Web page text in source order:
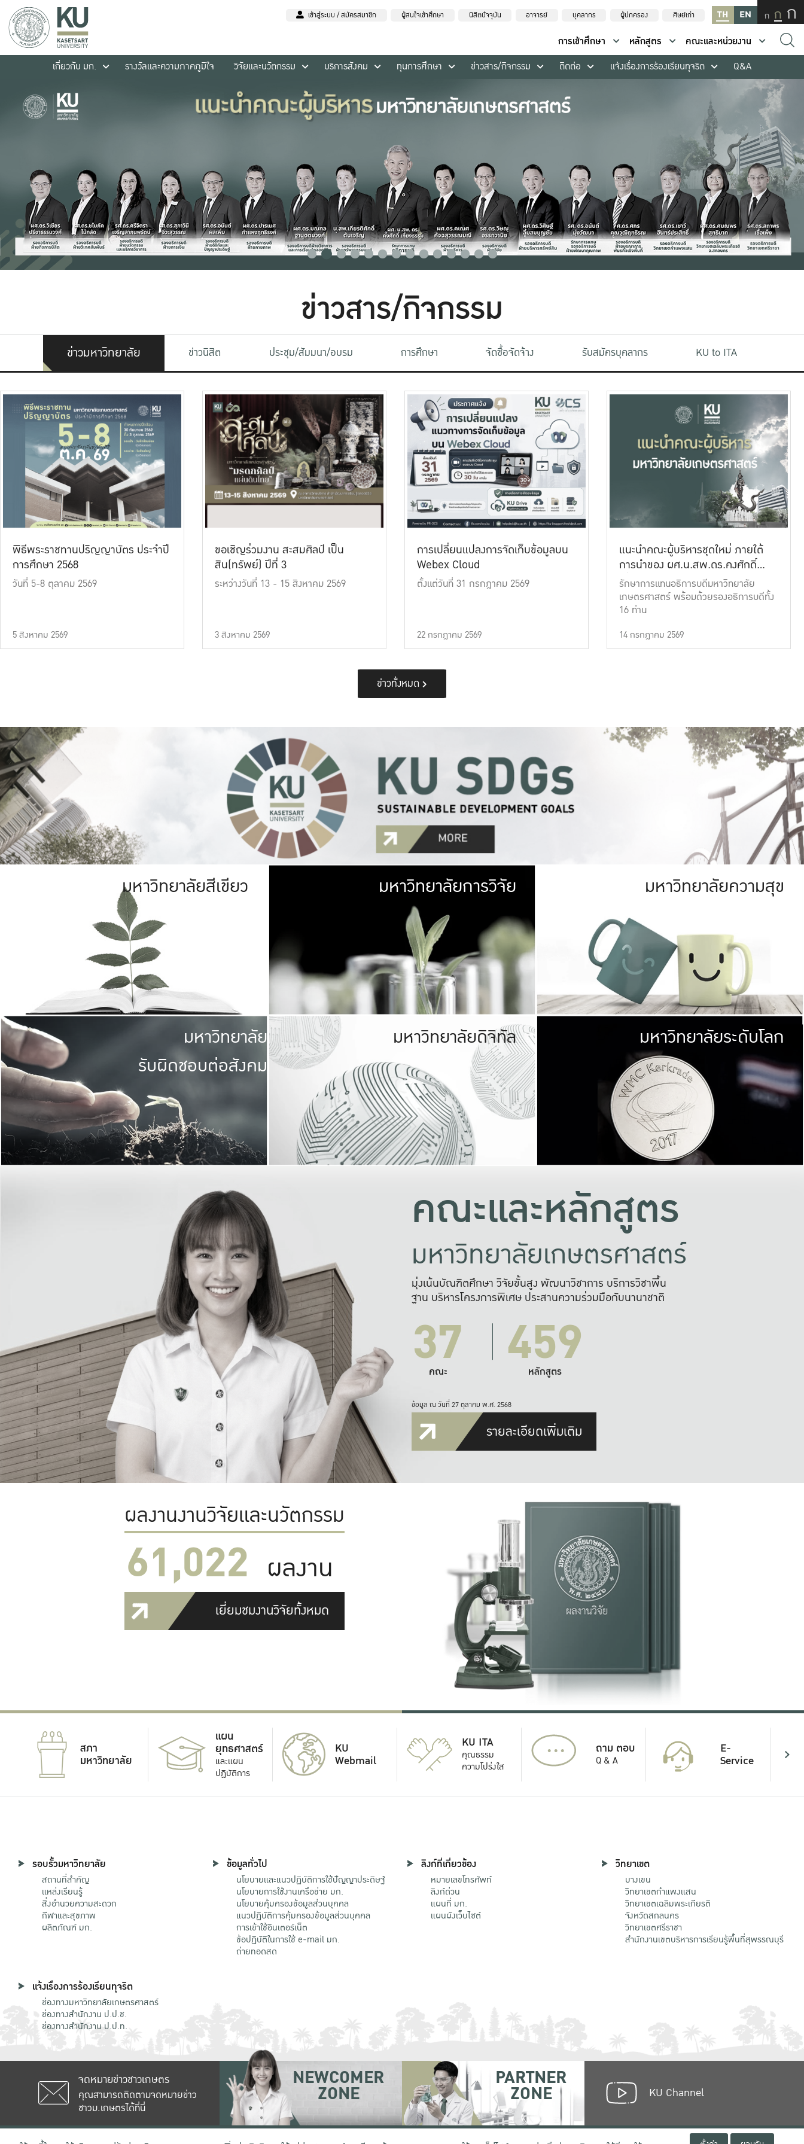
เข้าสู่ระบบ / สมัครสมาชิก ผู้สนใจเข้าศึกษา นิสิตปัจจุบัน อาจารย์ บุคลากร ผู้ปกครอง ศิษย์เก่า TH EN ก ก ก
การเข้าศึกษา หลักสูตร
คณะและหน่วยงาน
เกี่ยวกับ มก.
รางวัลและความภาคภูมิใจ วิจัยและนวัตกรรม บริการสังคม ทุนการศึกษา ข่าวสาร/กิจกรรม ติดต่อ แจ้งเรื่องการร้องเรียนทุจริต Q&A
ข่าวสาร/กิจกรรม
ข่าวมหาวิทยาลัย ข่าวนิสิต ประชุม/สัมมนา/อบรม การศึกษา จัดซื้อจัดจ้าง รับสมัครบุคลากร KU to ITA
พิธีพระราชทานปริญญาบัตร ประจำปี
การศึกษา 2568
วันที่ 5-8 ตุลาคม 2569
5 สิงหาคม 2569
ขอเชิญร่วมงาน สะสมศิลป์ เป็น
สิน(ทรัพย์) ปีที่ 3
ระหว่างวันที่ 13 - 15 สิงหาคม 2569
3 สิงหาคม 2569
การเปลี่ยนแปลงการจัดเก็บข้อมูลบน
Webex Cloud
ตั้งแต่วันที่ 31 กรกฎาคม 2569
22 กรกฎาคม 2569
แนะนำคณะผู้บริหารชุดใหม่ ภายใต้
การนำของ ผศ.น.สพ.ดร.คงศักดิ์
เที่ยงธรรม
รักษาการแทนอธิการบดีมหาวิทยาลัย
เกษตรศาสตร์ พร้อมด้วยรองอธิการบดีทั้ง
16 ท่าน
14 กรกฎาคม 2569
ข่าวทั้งหมด
มหาวิทยาลัยสีเขียว มหาวิทยาลัย
เกษตรศาสตร์ มีพื้นที่เขียวสดใส หนาแน่น
เป็นป่าในเมือง (URBAN FOREST)
เกษตรในเมือง (URBAN AGRICULTURE)
ที่นับรวมกันได้ประมาณ 1,400 ไร่
มหาวิทยาลัยการวิจัย มหาวิทยาลัย
ให้กับประชาชน
มหาวิทยาลัยความสุข
มหาวิทยาลัย
รับผิดชอบต่อสังคม
มหาวิทยาลัยรับผิดชอบต่อสังคม
ร่วมมือกับชุมชน เพื่อความกินดีอยู่ดี
และความสุขอย่างยั่งยืน
มองปัญหาในภาพกว้าง
แก้ไขจากปัญหาจุดเล็กๆ
มหาวิทยาลัยดิจิทัล มหาวิทยา
พร้อมที่จ
และผลักดันในการใช้ระบบส
เพื่อการทำงานแ
มหาวิทยาลัยระดับโลก
คณะและหลักสูตร
มหาวิทยาลัยเกษตรศาสตร์
มุ่งเน้นบัณฑิตศึกษา วิจัยขั้นสูง พัฒนาวิชาการ บริการวิชาพื้น
ฐาน บริหารโครงการพิเศษ ประสานความร่วมมือกับนานาชาติ
37
คณะ 459
หลักสูตร
ข้อมูล ณ วันที่ 27 ตุลาคม พ.ศ. 2568
รายละเอียดเพิ่มเติม
ผลงานงานวิจัยและนวัตกรรม
61,022 ผลงาน
เยี่ยมชมงานวิจัยทั้งหมด
สภา
มหาวิทยาลัย
แผน
ยุทธศาสตร์
และแผน
ปฏิบัติการ
KU
Webmail
KU ITA
คุณธรรม
ความโปร่งใส
... ถาม ตอบ
Q & A
E-
Service
รอบรั้วมหาวิทยาลัย
สถานที่สำคัญ
แหล่งเรียนรู้
สิ่งอำนวยความสะดวก
กีฬาและสุขภาพ
ผลิตภัณฑ์ มก.
ข้อมูลทั่วไป
นโยบายและแนวปฏิบัติการใช้ปัญญาประดิษฐ์
นโยบายการใช้งานเครือข่าย มก.
นโยบายคุ้มครองข้อมูลส่วนบุคคล
แนวปฏิบัติการคุ้มครองข้อมูลส่วนบุคคล
การเข้าใช้อินเตอร์เน็ต
ข้อปฏิบัติในการใช้ e-mail มก.
ถ่ายทอดสด
ลิงก์ที่เกี่ยวข้อง
หมายเลขโทรศัพท์
ลิงก์ด่วน
แผนที่ มก.
แผนผังเว็บไซต์
วิทยาเขต
บางเขน
วิทยาเขตกําแพงแสน
วิทยาเขตเฉลิมพระเกียรติ
จังหวัดสกลนคร
วิทยาเขตศรีราชา
สำนักงานเขตบริหารการเรียนรู้พื้นที่สุพรรณบุรี
แจ้งเรื่องการร้องเรียนทุจริต
ช่องทางมหาวิทยาลัยเกษตรศาสตร์
ช่องทางสำนักงาน ป.ป.ช.
ช่องทางสำนักงาน ป.ป.ท.
จดหมายข่าวชาวเกษตร
คุณสามารถติดตามจดหมายข่าว
ชาวม.เกษตรได้ที่นี่
NEWCOMER
ZONE
PARTNER
ZONE KU Channel